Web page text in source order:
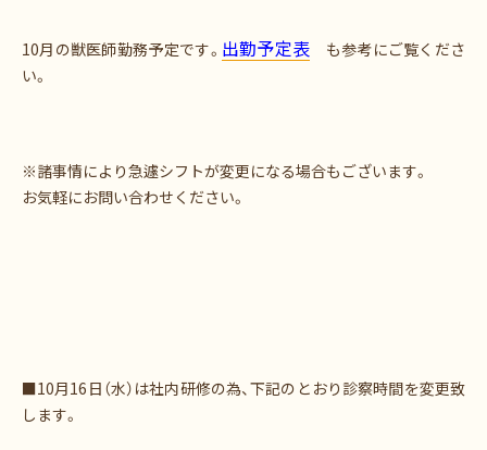
10月の獣医師勤務予定です。 出勤予定表 も参考にご覧くださ
い。
※諸事情により急遽シフトが変更になる場合もございます。
お気軽にお問い合わせください。
■10月16日（水）は社内研修の為、下記のとおり診察時間を変更致
します。